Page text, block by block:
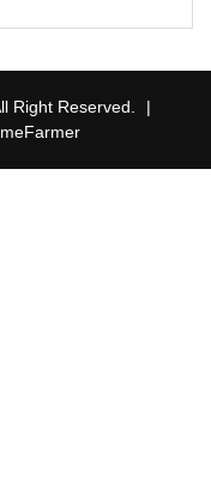
Right Reserved.
|